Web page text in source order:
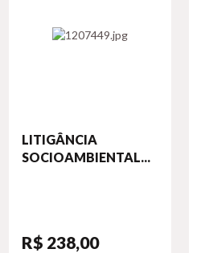
LITIGÂNCIA
SOCIOAMBIENTAL...
R$ 238,00